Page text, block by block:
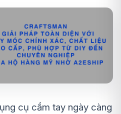
cụ cầm tay ngày càng